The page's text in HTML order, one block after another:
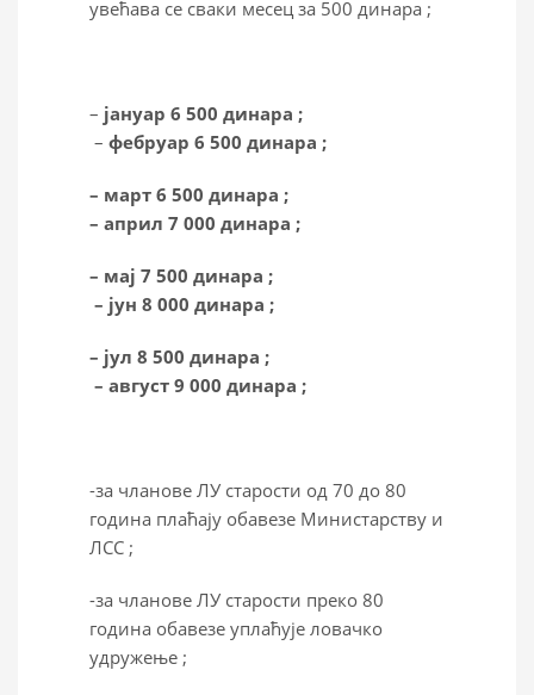
увећава се сваки месец за 500 динара ;
– јануар 6 500 динара ;
– фебруар 6 500 динара ;
– март 6 500 динара ;
– април 7 000 динара ;
– мај 7 500 динара ;
– јун 8 000 динара ;
– јул 8 500 динара ;
– август 9 000 динара ;
-за чланове ЛУ старости од 70 до 80
година плаћају обавезе Министарству и
ЛСС ;
-за чланове ЛУ старости преко 80
година обавезе уплаћује ловачко
удружење ;